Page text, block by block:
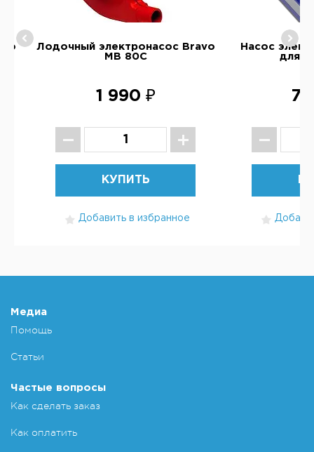
Лодочный электронасос Bravo
MB 80C
1 990 ₽
КУПИТЬ
Добавить в избранное
Насос
для
7
Медиа
Помощь
Статьи
Частые вопросы
Как сделать заказ
Как оплатить